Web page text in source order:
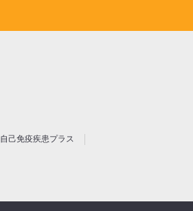
自己免疫疾患プラス